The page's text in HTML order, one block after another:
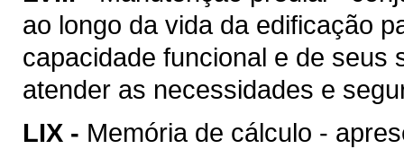
ao longo da vida da edificação
capacidade funcional e de seus
atender as necessidades e
LIX - Memória de cálculo -